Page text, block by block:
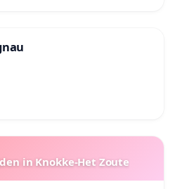
in Knokke-Het Zoute